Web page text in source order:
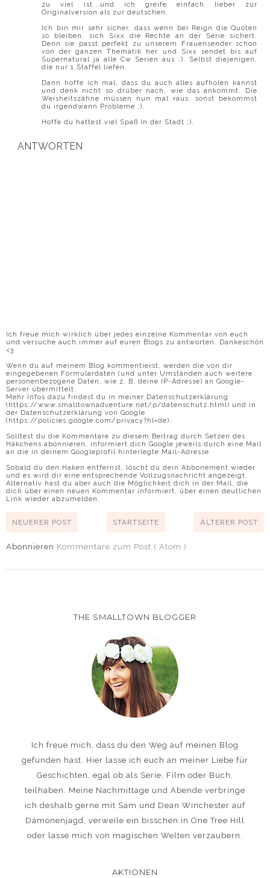
zu viel ist...und ich greife einfach lieber zur
Originalversion als zur deutschen.
Ich bin mir sehr sicher, dass wenn bei Reign die Quoten
so bleiben, sich Sixx die Rechte an der Serie sichert.
Denn sie passt perfekt zu unserem Frauensender schon
von der ganzen Thematik her und Sixx sendet bis auf
Supernatural ja alle Cw Serien aus ;). Selbst diejenigen,
die nur 1.Staffel liefen.
Dann hoffe ich mal, dass du auch alles aufholen kannst
und denk nicht so drüber nach, wie das ankommt. Die
Weisheitszähne müssen nun mal raus, sonst bekommst
du irgendwann Probleme ;).
Hoffe du hattest viel Spaß in der Stadt ;).
ANTWORTEN
Ich freue mich wirklich über jedes einzelne Kommentar von euch
und versuche auch immer auf euren Blogs zu antworten. Dankeschön
<3
Wenn du auf meinem Blog kommentierst, werden die von dir
eingegebenen Formulardaten (und unter Umständen auch weitere
personenbezogene Daten, wie z. B. deine IP-Adresse) an Google-
Server übermittelt.
Mehr Infos dazu findest du in meiner Datenschutzerklärung
(https://www.smalltownadventure.net/p/datenschutz.html) und in
der Datenschutzerklärung von Google
(https://policies.google.com/privacy?hl=de).
Solltest du die Kommentare zu diesem Beitrag durch Setzen des
Häkchens abonnieren, informiert dich Google jeweils durch eine Mail
an die in deinem Googleprofil hinterlegte Mail-Adresse.
Sobald du den Haken entfernst, löscht du dein Abbonement wieder
und es wird dir eine entsprechende Vollzugsnachricht angezeigt.
Alternativ hast du aber auch die Möglichkeit dich in der Mail, die
dich über einen neuen Kommentar informiert, über einen deutlichen
Link wieder abzumelden.
NEUERER POST ÄLTERER POST
STARTSEITE
Abonnieren Kommentare zum Post ( Atom )
THE SMALLTOWN BLOGGER
Ich freue mich, dass du den Weg auf meinen Blog
gefunden hast. Hier lasse ich euch an meiner Liebe für
Geschichten, egal ob als Serie, Film oder Buch,
teilhaben. Meine Nachmittage und Abende verbringe
ich deshalb gerne mit Sam und Dean Winchester auf
Dämonenjagd, verweile ein bisschen in One Tree Hill
oder lasse mich von magischen Welten verzaubern.
AKTIONEN